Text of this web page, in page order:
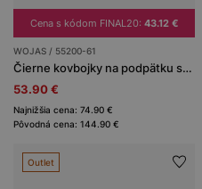
Cena s kódom FINAL20: 43.12 €
WOJAS / 55200-61
Čierne kovbojky na podpätku so striebornou reťazou
53.90 €
Najnižšia cena: 74.90 €
Pôvodná cena: 144.90 €
Outlet